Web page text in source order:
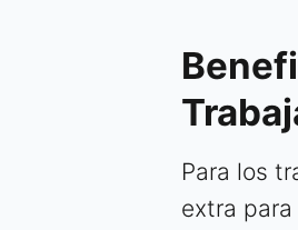
Para los
extra